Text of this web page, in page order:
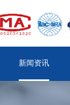
新闻资讯